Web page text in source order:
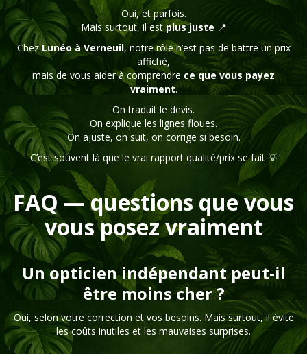
Oui, et parfois.
Mais surtout, il est plus juste 📍
ChezLunéo à Verneuil, notre rôle n’est pas de battre un prix
affiché,
mais de vous aider à comprendre ce que vous payez
vraiment.
On traduit le devis.
On explique les lignes floues.
On ajuste, on suit, on corrige si besoin.
C’est souvent là que le vrai rapport qualité/prix se fait 💡
FAQ — questions que vous
vous posez vraiment
Un opticien indépendant peut-il
être moins cher ?
Oui, selon votre correction et vos besoins. Mais surtout, il évite
les coûts inutiles et les mauvaises surprises.